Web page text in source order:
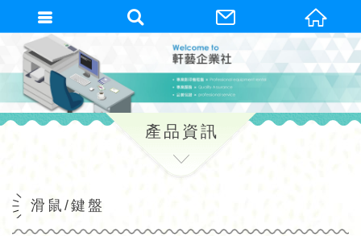
產品資訊
滑鼠/鍵盤
繁體中文